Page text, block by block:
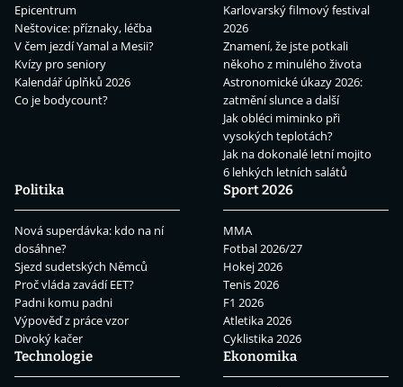
Epicentrum
Neštovice: příznaky, léčba
V čem jezdí Yamal a Mesii?
Kvízy pro seniory
Kalendář úplňků 2026
Co je bodycount?
Karlovarský filmový festival
2026
Znamení, že jste potkali
někoho z minulého života
Astronomické úkazy 2026:
zatmění slunce a další
Jak obléci miminko při
vysokých teplotách?
Jak na dokonalé letní mojito
6 lehkých letních salátů
Politika
Nová superdávka: kdo na ní
dosáhne?
Sjezd sudetských Němců
Proč vláda zavádí EET?
Padni komu padni
Výpověď z práce vzor
Divoký kačer
Sport 2026
MMA
Fotbal 2026/27
Hokej 2026
Tenis 2026
F1 2026
Atletika 2026
Cyklistika 2026
Technologie
Ekonomika